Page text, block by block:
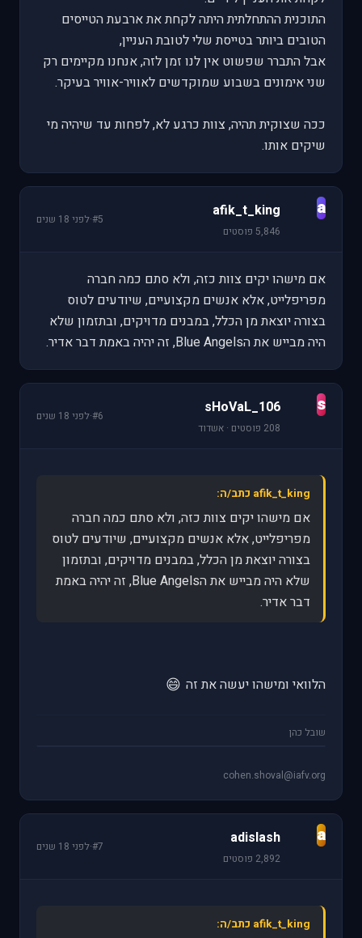
התוכנית ההתחלתית היתה לקחת את ארבעת הטייסים
הטובים ביותר בטייסת שלי לטובת העניין,
אבל התברר שפשוט אין לנו זמן לזה, אנחנו מקיימים רק
שני אימונים בשבוע שמוקדשים לאוויר-אוויר בעיקר.
ככה שצוקית תהיה, צוות כרגע לא, לפחות עד שיהיה מי
שיקים אותו.
a
afik_t_king
5,846 פוסטים
#5
·לפני 18 שנים
אם מישהו יקים צוות כזה, ולא סתם כמה חברה
מפריפלייט, אלא אנשים מקצועיים, שיודעים לטוס
בצורה יוצאת מן הכלל, במבנים מדויקים, ובתזמון שלא
היה מבייש את הBlue Angels, זה יהיה באמת דבר אדיר.
s
sHoVaL_106
208 פוסטים · אשדוד
#6
·לפני 18 שנים
afik_t_king כתב/ה:
אם מישהו יקים צוות כזה, ולא סתם כמה חברה
מפריפלייט, אלא אנשים מקצועיים, שיודעים לטוס
בצורה יוצאת מן הכלל, במבנים מדויקים, ובתזמון
שלא היה מבייש את הBlue Angels, זה יהיה באמת
דבר אדיר.
הלוואי ומישהו יעשה את זה 😄
שובל כהן
cohen.shoval@iafv.org
a
adislash
2,892 פוסטים
#7
·לפני 18 שנים
afik_t_king כתב/ה: